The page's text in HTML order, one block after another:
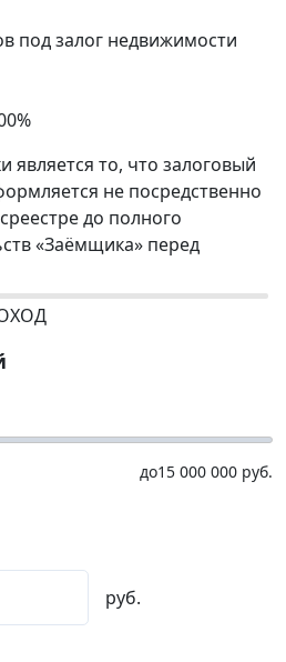
под залог недвижимости
то, что залоговый
не посредственно
до полного
«Заёмщика» перед
до15 000 000 руб.
руб.